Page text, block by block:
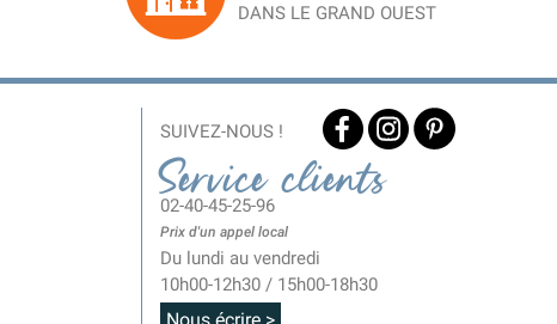
DANS LE GRAND OUEST
SUIVEZ-NOUS !
Service clients
02-40-45-25-96
Prix d'un appel local
Du lundi au vendredi
10h00-12h30 / 15h00-18h30